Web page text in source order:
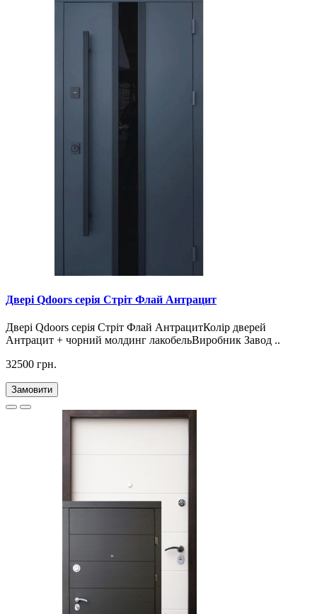
Двері Qdoors серія Стріт Флай Антрацит
Двері Qdoors серія Стріт Флай АнтрацитКолір дверей
Антрацит + чорний молдинг лакобельВиробник Завод ..
32500 грн.
Замовити